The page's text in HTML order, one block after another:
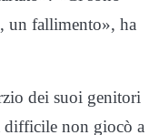
un fallimento», ha
dei suoi genitori
difficile non giocò a